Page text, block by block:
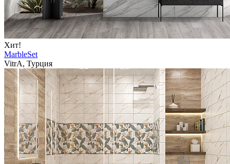
Хит!
MarbleSet
VitrA, Турция